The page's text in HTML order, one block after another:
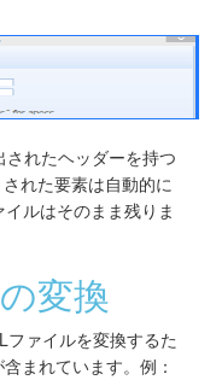
れたヘッダーを持つ
れた要素は自動的に
ルはそのまま残りま
変換
ァイルを変換するた
まれています。例：